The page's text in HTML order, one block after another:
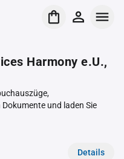
Harmony e.U.,
und laden Sie
Details